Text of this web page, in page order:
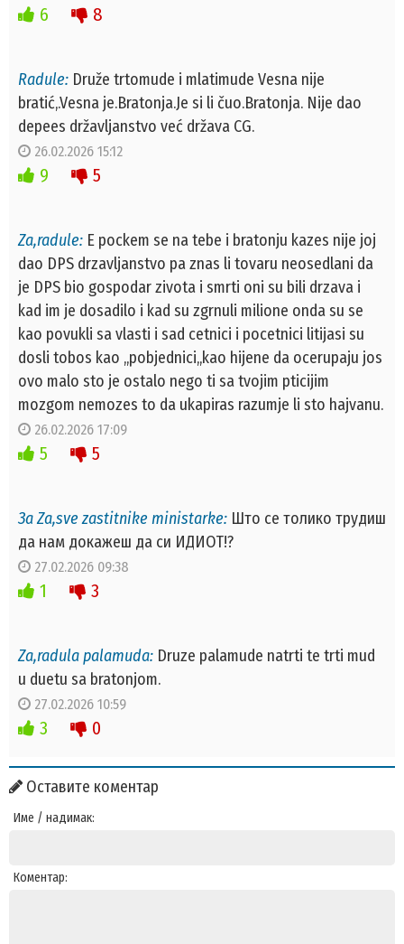
6 8
Radule: Druže trtomude i mlatimude Vesna nije
bratić,.Vesna je.Bratonja.Je si li čuo.Bratonja. Nije dao
depees državljanstvo već država CG.
26.02.2026 15:12
9 5
Za,radule: E pockem se na tebe i bratonju kazes nije joj
dao DPS drzavljanstvo pa znas li tovaru neosedlani da
je DPS bio gospodar zivota i smrti oni su bili drzava i
kad im je dosadilo i kad su zgrnuli milione onda su se
kao povukli sa vlasti i sad cetnici i pocetnici litijasi su
dosli tobos kao ,,pobjednici,,kao hijene da ocerupaju jos
ovo malo sto je ostalo nego ti sa tvojim pticijim
mozgom nemozes to da ukapiras razumje li sto hajvanu.
26.02.2026 17:09
5 5
За Za,sve zastitnike ministarke: Што се толико трудиш
да нам докажеш да си ИДИОТ!?
27.02.2026 09:38
1 3
Za,radula palamuda: Druze palamude natrti te trti mud
u duetu sa bratonjom.
27.02.2026 10:59
3 0
Оставите коментар
Име / надимак:
Коментар: